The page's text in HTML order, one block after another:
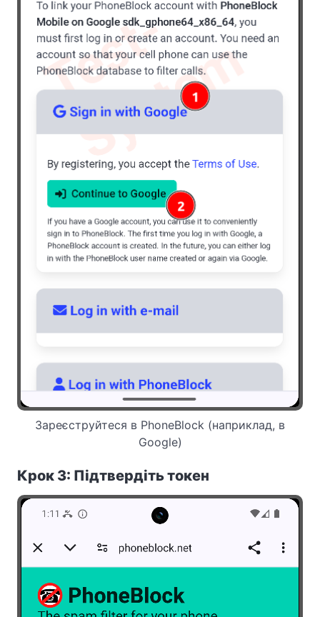
Зареєструйтеся в PhoneBlock (наприклад, в
Google)
Крок 3: Підтвердіть токен